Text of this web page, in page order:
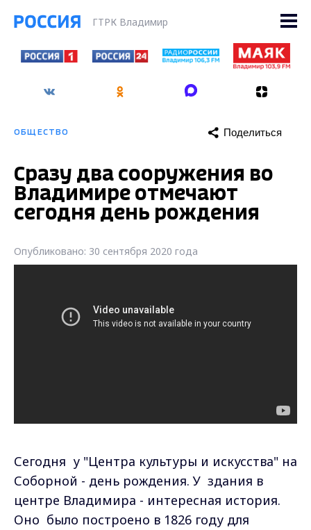
ГТРК Владимир
ОБЩЕСТВО Поделиться
Сразу два сооружения во
Владимире отмечают
сегодня день рождения
Опубликовано: 30 сентября 2020 года
Сегодня у "Центра культуры и искусства" на
Соборной - день рождения. У здания в
центре Владимира - интересная история.
Оно было построено в 1826 году для